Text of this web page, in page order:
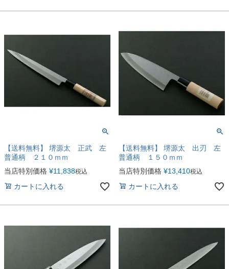
【送料無料】 堺源太 正武 左
普通柄 ２１０ｍｍ
当店特別価格 ¥11,838税込
カートに入れる
【送料無料】 堺源太 出刃 左
普通柄 １５０ｍｍ
当店特別価格 ¥13,410税込
カートに入れる